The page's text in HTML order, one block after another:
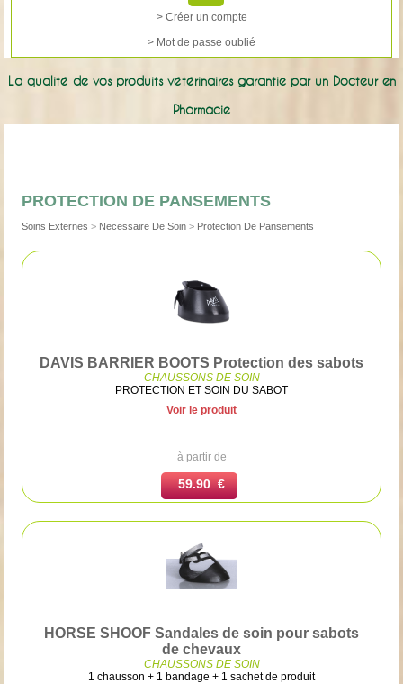
> Créer un compte
> Mot de passe oublié
La qualité de vos produits vétérinaires garantie par un Docteur en
Pharmacie
PROTECTION DE PANSEMENTS
Soins Externes > Necessaire De Soin > Protection De Pansements
DAVIS BARRIER BOOTS Protection des sabots
CHAUSSONS DE SOIN
PROTECTION ET SOIN DU SABOT
Voir le produit
à partir de
59.90 €
HORSE SHOOF Sandales de soin pour sabots
de chevaux
CHAUSSONS DE SOIN
1 chausson + 1 bandage + 1 sachet de produit